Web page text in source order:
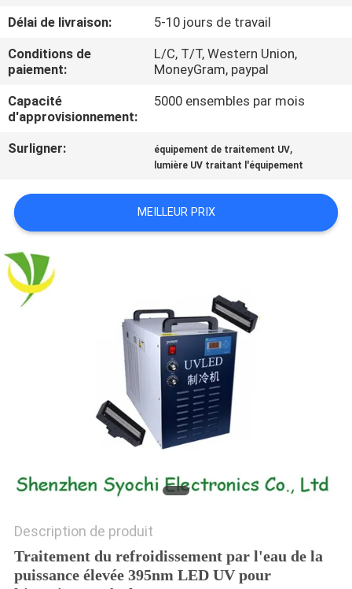
CONTACTEZ-
NOUS
NOUVELLES
DEMANDEZ
CITATION
PLAN
DU
SITE
Délai de livraison:
5-10 jours de travail
Conditions de
paiement:
L/C, T/T, Western Union,
MoneyGram, paypal
Capacité
d'approvisionnement:
5000 ensembles par mois
Surligner: équipement de traitement UV,
lumière UV traitant l'équipement
MEILLEUR PRIX
Description de produit
Traitement du refroidissement par l'eau de la
puissance élevée 395nm LED UV pour